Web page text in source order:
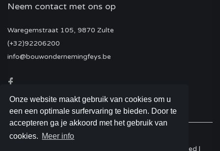
Onze website maakt gebruik van cookies om u
een een optimale surfervaring te bieden. Door te
accepteren ga je akkoord met het gebruik van
cookies. Meer info
Neem contact met ons op
Waregemstraat 105, 9870 Zulte
(+32)92206200
info@bouwondernemingfeys.be
© 2026 Bouwonderneming Feys - All Rights Reserved |